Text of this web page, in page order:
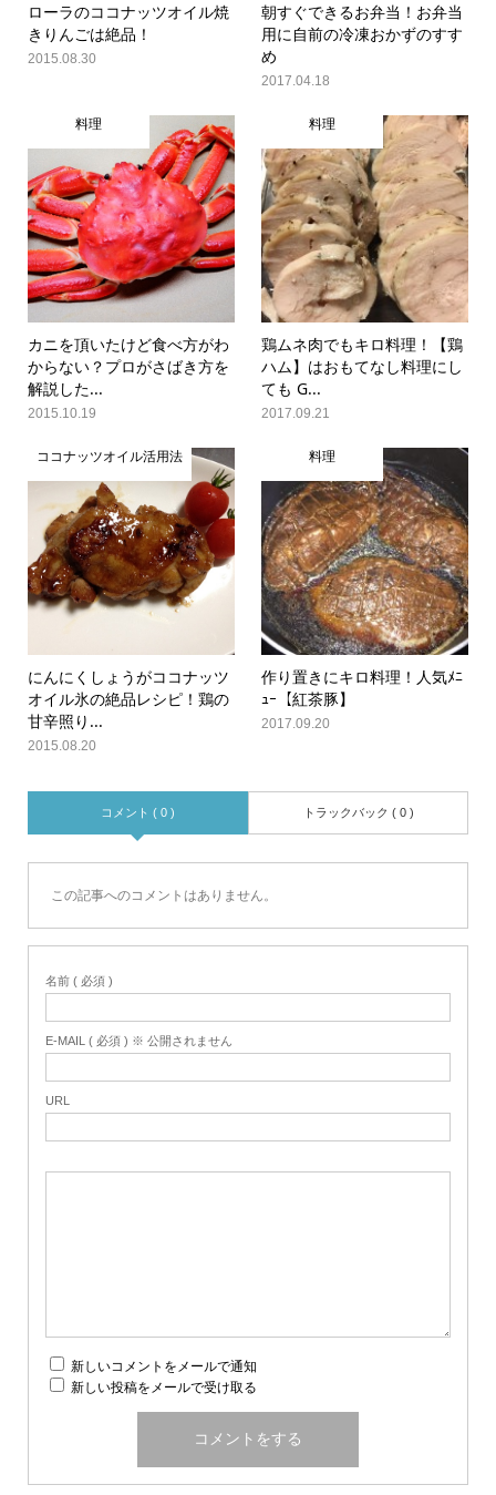
ローラのココナッツオイル焼
きりんごは絶品！
2015.08.30
朝すぐできるお弁当！お弁当
用に自前の冷凍おかずのすす
め
2017.04.18
料理
カニを頂いたけど食べ方がわ
からない？プロがさばき方を
解説した...
2015.10.19
料理
鶏ムネ肉でもキロ料理！【鶏
ハム】はおもてなし料理にし
ても G...
2017.09.21
ココナッツオイル活用法
にんにくしょうがココナッツ
オイル氷の絶品レシピ！鶏の
甘辛照り...
2015.08.20
料理
作り置きにキロ料理！人気ﾒﾆ
ｭｰ【紅茶豚】
2017.09.20
コメント ( 0 ) トラックバック ( 0 )
この記事へのコメントはありません。
名前 ( 必須 )
E-MAIL ( 必須 ) ※ 公開されません
URL
新しいコメントをメールで通知
新しい投稿をメールで受け取る